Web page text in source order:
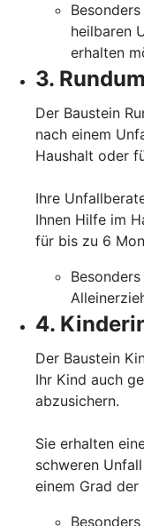
heilbaren
erhalten
3.
Der Baustein
nach einem
Haushalt oder
Ihre
Ihnen Hilfe im
für bis zu 6
4.
Der Baustein
Ihr Kind auch
abzusichern.
Sie erhalten
schweren
einem Grad der